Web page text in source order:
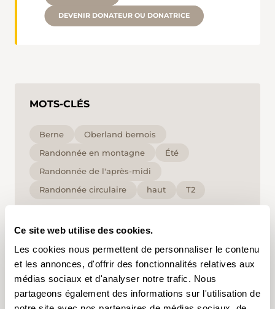
Ce site web utilise des cookies.
Les cookies nous permettent de personnaliser le contenu
et les annonces, d'offrir des fonctionnalités relatives aux
médias sociaux et d'analyser notre trafic. Nous
partageons également des informations sur l'utilisation de
DEVENIR DONATEUR OU DONATRICE
MOTS-CLÉS
Berne
Oberland bernois
Randonnée en montagne
Été
Randonnée de l'après-midi
Randonnée circulaire
haut T2
votre compte d'utilisateur et obtenir des contenus
adaptés à vos centres d'intérêt. Les mots-clés ne
peuvent être enregistrés que dans un compte
d'utilisateur.